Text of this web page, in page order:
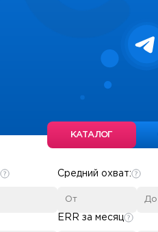
КАТАЛОГ
Средний охват:
ERR за месяц